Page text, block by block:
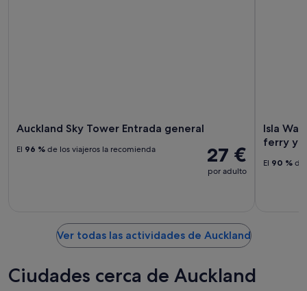
Auckland Sky Tower Entrada general
27 €
por adulto
El 96 % de los viajeros la recomienda
Isla
ferry y
El 90 % de
Ver todas las actividades de Auckland
Ciudades cerca de Auckland